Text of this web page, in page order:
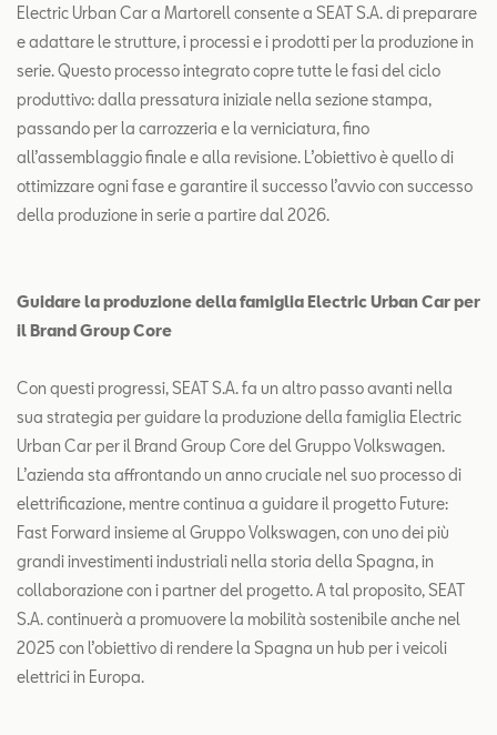
Electric Urban Car a Martorell consente a SEAT S.A. di preparare
e adattare le strutture, i processi e i prodotti per la produzione in
serie. Questo processo integrato copre tutte le fasi del ciclo
produttivo: dalla pressatura iniziale nella sezione stampa,
passando per la carrozzeria e la verniciatura, fino
all’assemblaggio finale e alla revisione. L’obiettivo è quello di
ottimizzare ogni fase e garantire il successo l’avvio con successo
della produzione in serie a partire dal 2026.
Guidare la produzione della famiglia Electric Urban Car per
il Brand Group Core
Con questi progressi, SEAT S.A. fa un altro passo avanti nella
sua strategia per guidare la produzione della famiglia Electric
Urban Car per il Brand Group Core del Gruppo Volkswagen.
L’azienda sta affrontando un anno cruciale nel suo processo di
elettrificazione, mentre continua a guidare il progetto Future:
Fast Forward insieme al Gruppo Volkswagen, con uno dei più
grandi investimenti industriali nella storia della Spagna, in
collaborazione con i partner del progetto. A tal proposito, SEAT
S.A. continuerà a promuovere la mobilità sostenibile anche nel
2025 con l’obiettivo di rendere la Spagna un hub per i veicoli
elettrici in Europa.